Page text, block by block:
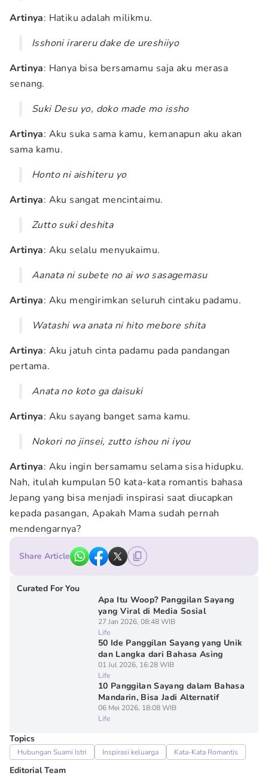
Artinya: Hatiku adalah milikmu.
Isshoni irareru dake de ureshiiyo
Artinya: Hanya bisa bersamamu saja aku merasa
senang.
Suki Desu yo, doko made mo issho
Artinya: Aku suka sama kamu, kemanapun aku akan
sama kamu.
Honto ni aishiteru yo
Artinya: Aku sangat mencintaimu.
Zutto suki deshita
Artinya: Aku selalu menyukaimu.
Aanata ni subete no ai wo sasagemasu
Artinya: Aku mengirimkan seluruh cintaku padamu.
Watashi wa anata ni hito mebore shita
Artinya: Aku jatuh cinta padamu pada pandangan
pertama.
Anata no koto ga daisuki
Artinya: Aku sayang banget sama kamu.
Nokori no jinsei, zutto ishou ni iyou
Artinya: Aku ingin bersamamu selama sisa hidupku.
Nah, itulah kumpulan 50 kata-kata romantis bahasa
Jepang yang bisa menjadi inspirasi saat diucapkan
kepada pasangan, Apakah Mama sudah pernah
mendengarnya?
Share Article
Curated For You
Apa Itu Woop? Panggilan Sayang
yang Viral di Media Sosial
27 Jan 2026, 08:48 WIB
Life
50 Ide Panggilan Sayang yang Unik
dan Langka dari Bahasa Asing
01 Jul 2026, 16:28 WIB
Life
10 Panggilan Sayang dalam Bahasa
Mandarin, Bisa Jadi Alternatif
06 Mei 2026, 18:08 WIB
Life
Topics
Hubungan Suami Istri Inspirasi keluarga Kata-Kata Romantis
Editorial Team